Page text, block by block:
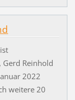
Reinhold
2022
weitere 20